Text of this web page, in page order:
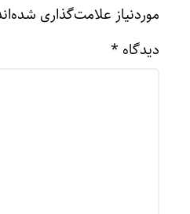
موردنیاز علامت‌گذاری
دیدگاه *